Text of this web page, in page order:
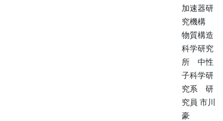
加速器研
究機構
物質構造
科学研究
所 中性
子科学研
究系 研
究員 市川
豪